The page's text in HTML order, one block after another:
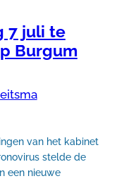
7 juli te
Burgum
van het kabinet
stelde de
een nieuwe